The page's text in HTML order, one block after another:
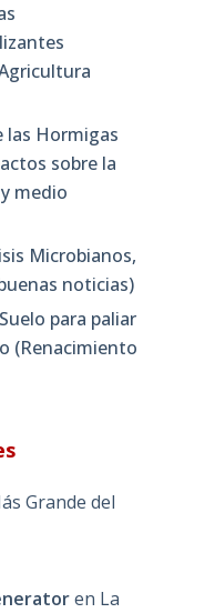
las Hormigas
sobre la
medio
Microbianos,
noticias)
para paliar
(Renacimiento
Grande del
en La